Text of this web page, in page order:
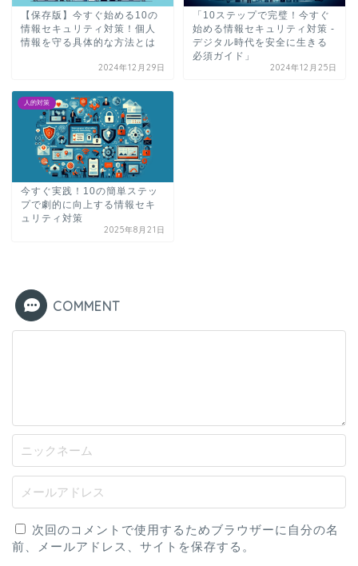
【保存版】今すぐ始める10の
情報セキュリティ対策！個人
情報を守る具体的な方法とは
2024年12月29日
「10ステップで完璧！今すぐ
始める情報セキュリティ対策 -
デジタル時代を安全に生きる
必須ガイド」
2024年12月25日
人的対策
今すぐ実践！10の簡単ステッ
プで劇的に向上する情報セキ
ュリティ対策
2025年8月21日
COMMENT
次回のコメントで使用するためブラウザーに自分の名
前、メールアドレス、サイトを保存する。